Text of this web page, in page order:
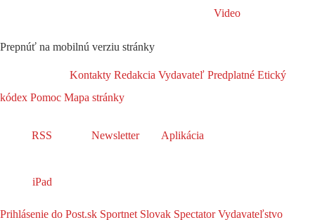
Video
Prepnúť na mobilnú verziu stránky
Kontakty Redakcia Vydavateľ Predplatné Etický
kódex Pomoc Mapa stránky
RSS Newsletter Aplikácia
iPad
Prihlásenie do Post.sk Sportnet Slovak SpectatorVydavateľstvo